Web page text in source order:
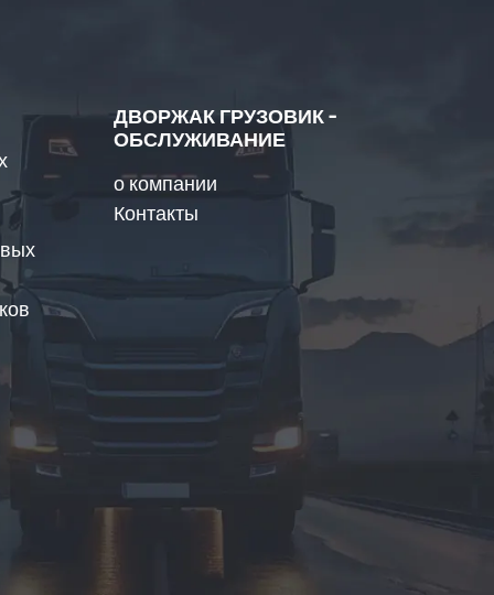
ДВОРЖАК ГРУЗОВИК -
ОБСЛУЖИВАНИЕ
о компании
Контакты